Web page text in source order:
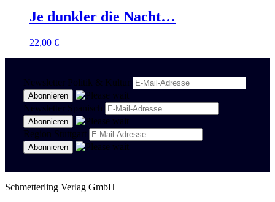
Je dunkler die Nacht…
22,00 €
Newsletter Politik & Kultur
Newsletter Spanisch
Region Stuttgart
Schmetterling Verlag GmbH